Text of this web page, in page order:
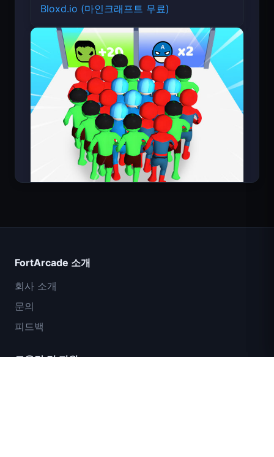
Bloxd.io (마인크래프트 무료)
FortArcade 소개
회사 소개
문의
피드백
도움말 및 지원